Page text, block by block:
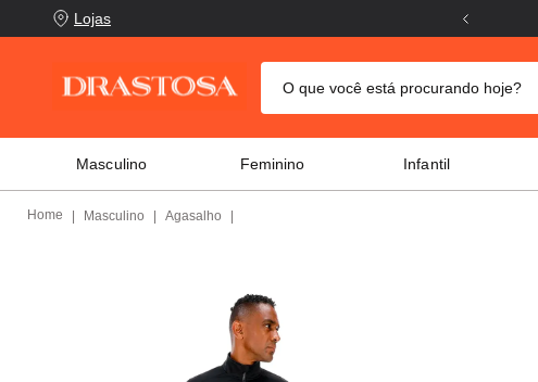
Lojas
O que você está procurando hoje?
Masculino Feminino Infantil
Masculino Agasalho